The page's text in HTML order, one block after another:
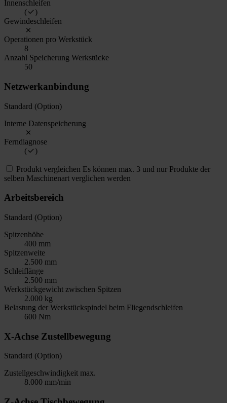
Innenschleifen
(
)
Gewindeschleifen
Operationen pro Werkstück
8
Anzahl Speicherung Werkstücke
50
Netzwerkanbindung
Standard (Option)
Interne Datenspeicherung
Ferndiagnose
(
)
Produkt vergleichen Es können max. 3 und nur Produkte der
selben Maschinenart verglichen werden
Arbeitsbereich
Standard (Option)
Spitzenhöhe
400 mm
Spitzenweite
2.500 mm
Schleiflänge
2.500 mm
Werkstückgewicht zwischen Spitzen
2.000 kg
Belastung der Werkstückspindel beim Fliegendschleifen
600 Nm
X-Achse Zustellbewegung
Standard (Option)
Zustellgeschwindigkeit max.
8.000 mm/min